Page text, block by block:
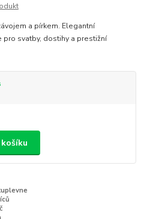
a pírkem. Elegantní
svatby, dostihy a prestižní